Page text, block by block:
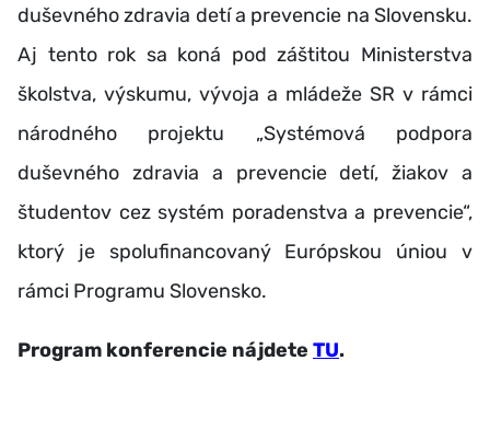
duševného zdravia detí a prevencie na Slovensku.
Aj tento rok sa koná pod záštitou Ministerstva
školstva, výskumu, vývoja a mládeže SR v rámci
národného projektu „Systémová podpora
duševného zdravia a prevencie detí, žiakov a
študentov cez systém poradenstva a prevencie“,
ktorý je spolufinancovaný Európskou úniou v
rámci Programu Slovensko.
Program konferencie nájdete TU.